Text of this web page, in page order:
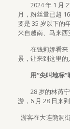
2024 年 1 月
月，粉丝量已超
要是 35 岁以下的
来自越南、马来西
在钱莉娜看来
景，让来到这里的
用“尖叫地标
28 岁的林芮
游，6 月 28 日来
游客在大连熊洞